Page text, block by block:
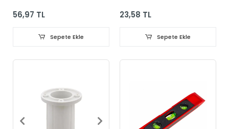
56,97 TL
Sepete Ekle
23,58 TL
Sepete Ekle